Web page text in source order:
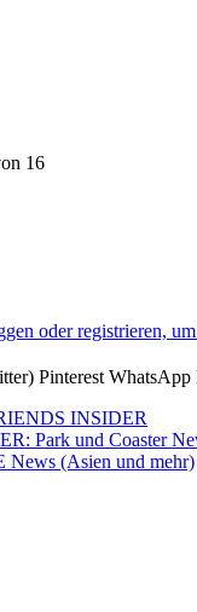
16
oder registrieren,
Pinterest WhatsApp
INSIDER
Park und Coaster
(Asien und mehr)